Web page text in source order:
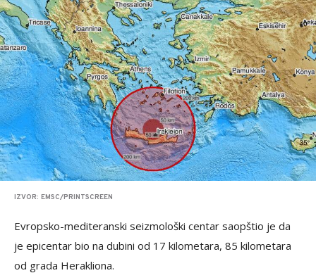
IZVOR: EMSC/PRINTSCREEN
Evropsko-mediteranski seizmološki centar saopštio je da
je epicentar bio na dubini od 17 kilometara, 85 kilometara
od grada Herakliona.